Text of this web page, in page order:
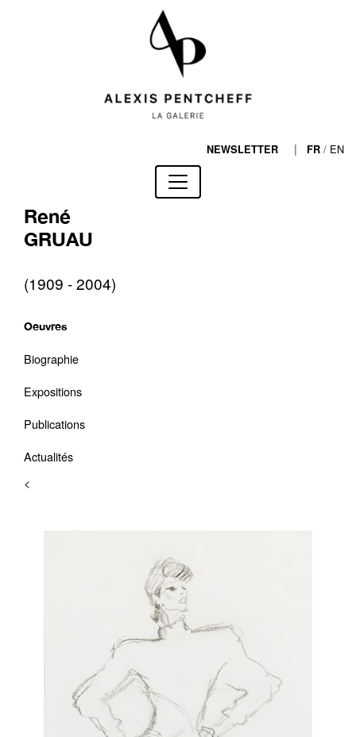
NEWSLETTER | FR / EN
René
GRUAU
(1909 - 2004)
Oeuvres
Biographie
Expositions
Publications
Actualités
<